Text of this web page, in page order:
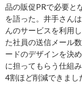
品の販促PRで必要と
を語った。井手さん
んのサービスを利用
た社員の送信メール
ードのデザインを決
に担ってもらう仕組
4割ほど削減できまし